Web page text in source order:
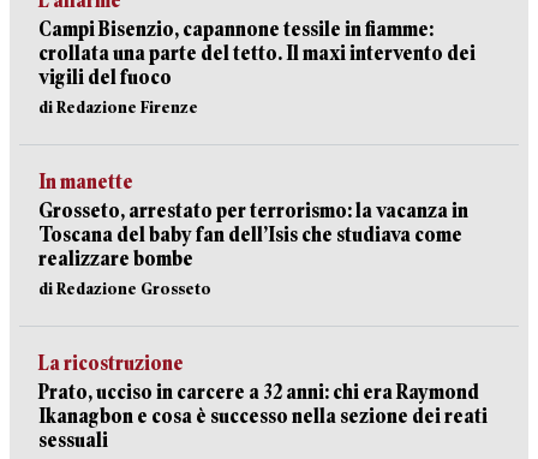
Campi Bisenzio, capannone tessile in fiamme:
crollata una parte del tetto. Il maxi intervento dei
vigili del fuoco
di Redazione Firenze
In manette
Grosseto, arrestato per terrorismo: la vacanza in
Toscana del baby fan dell’Isis che studiava come
realizzare bombe
di Redazione Grosseto
La ricostruzione
Prato, ucciso in carcere a 32 anni: chi era Raymond
Ikanagbon e cosa è successo nella sezione dei reati
sessuali